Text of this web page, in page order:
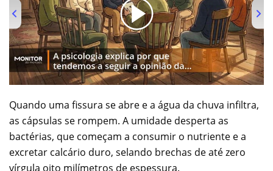
00:00/01:00
Quando uma fissura se abre e a água da chuva infiltra,
as cápsulas se rompem. A umidade desperta as
bactérias, que começam a consumir o nutriente e a
excretar calcário duro, selando brechas de até zero
vírgula oito milímetros de espessura.